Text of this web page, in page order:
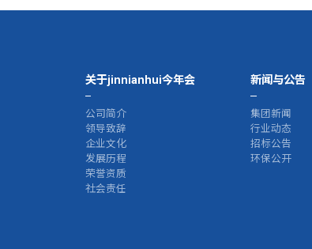
关于jinnianhui今年会
公司简介
领导致辞
企业文化
发展历程
荣誉资质
社会责任
新闻与公告
集团新闻
行业动态
招标公告
环保公开